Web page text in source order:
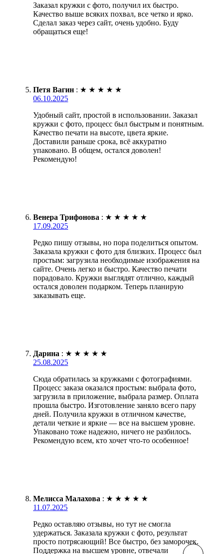
Заказал кружки с фото, получил их быстро.
Качество выше всяких похвал, все четко и ярко.
Сделал заказ через сайт, очень удобно. Буду
обращаться еще!
Петя Вагин : ★ ★ ★ ★ ★
06.10.2025
Удобный сайт, простой в использовании. Заказал
кружки с фото, процесс был быстрым и понятным.
Качество печати на высоте, цвета яркие.
Доставили раньше срока, всё аккуратно
упаковано. В общем, остался доволен!
Рекомендую!
Венера Трифонова : ★ ★ ★ ★ ★
17.09.2025
Редко пишу отзывы, но пора поделиться опытом.
Заказала кружки с фото для близких. Процесс был
простым: загрузила необходимые изображения на
сайте. Очень легко и быстро. Качество печати
порадовало. Кружки выглядят отлично, каждый
остался доволен подарком. Теперь планирую
заказывать еще.
Дарина : ★ ★ ★ ★ ★
25.08.2025
Сюда обратилась за кружками с фотографиями.
Процесс заказа оказался простым: выбрала фото,
загрузила в приложение, выбрала размер. Оплата
прошла быстро. Изготовление заняло всего пару
дней. Получила кружки в отличном качестве,
детали четкие и яркие — все на высшем уровне.
Упаковано тоже надежно, ничего не разбилось.
Рекомендую всем, кто хочет что-то особенное!
Мелисса Малахова : ★ ★ ★ ★ ★
11.07.2025
Редко оставляю отзывы, но тут не смогла
удержаться. Заказала кружки с фото, результат
просто потрясающий! Все быстро, без заморочек.
Поддержка на высшем уровне, отвечали